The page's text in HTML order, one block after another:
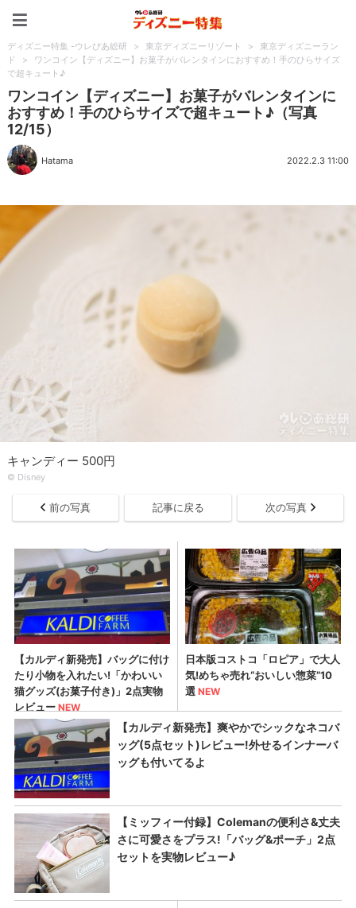
ディズニー特集 -ウレぴあ総研 > 東京ディズニーリゾート >
東京ディズニーラン
ド
>
ワンコイン【ディズニー】お菓子がバレンタインにおすすめ！手のひらサイズ
で超キュート♪
ワンコイン【ディズニー】お菓子がバレンタインに
おすすめ！手のひらサイズで超キュート♪（写真
12/15）
Hatama 2022.2.3 11:00
キャンディー 500円
© Disney
前の写真 記事に戻る 次の写真